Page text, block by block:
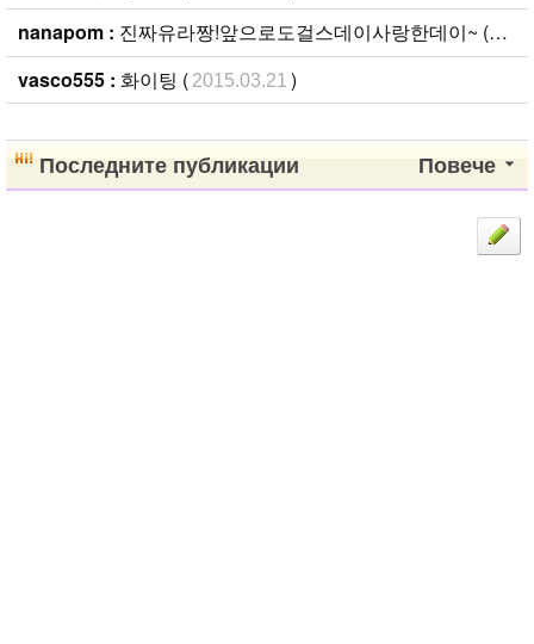
nanapom : 진짜유라짱!앞으로도걸스데이사랑한데이~ (
vasco555 : 화이팅 ( 2015.03.21 )
Повече
Последните публикации